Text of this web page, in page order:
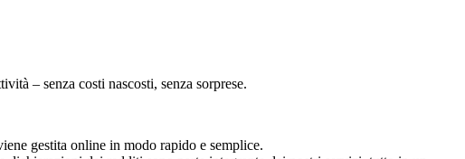
– senza costi nascosti, senza sorprese.
gestita online in modo rapido e semplice.